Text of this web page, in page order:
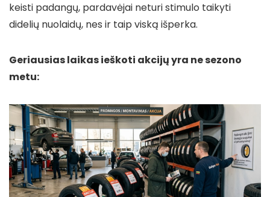
keisti padangų, pardavėjai neturi stimulo taikyti
didelių nuolaidų, nes ir taip viską išperka.
Geriausias laikas ieškoti akcijų yra ne sezono
metu: